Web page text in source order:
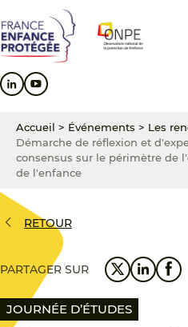
au
contenu
principal
au
menu
principal
au
pied
de
Accueil > Événements > Les
Démarche de réflexion et
consensus sur le périmètre de
de l'enfance
RETOUR
PARTAGER SUR
JOURNÉE D’ÉTUDES